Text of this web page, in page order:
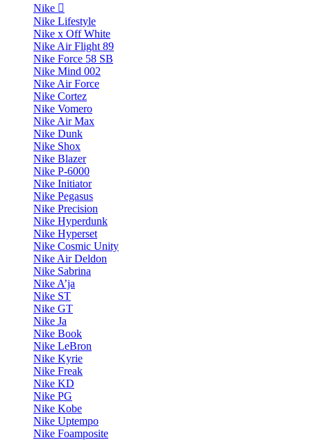
Nike
Nike Lifestyle
Nike x Off White
Nike Air Flight 89
Nike Force 58 SB
Nike Mind 002
Nike Air Force
Nike Cortez
Nike Vomero
Nike Air Max
Nike Dunk
Nike Shox
Nike Blazer
Nike P-6000
Nike Initiator
Nike Pegasus
Nike Precision
Nike Hyperdunk
Nike Hyperset
Nike Cosmic Unity
Nike Air Deldon
Nike Sabrina
Nike A’ja
Nike ST
Nike GT
Nike Ja
Nike Book
Nike LeBron
Nike Kyrie
Nike Freak
Nike KD
Nike PG
Nike Kobe
Nike Uptempo
Nike Foamposite